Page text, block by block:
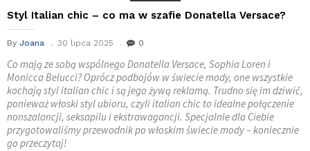
Styl Italian chic – co ma w szafie Donatella Versace?
By Joana 30 lipca 2025 0
Co mają ze sobą wspólnego Donatella Versace, Sophia Loren i
Monicca Belucci? Oprócz podbojów w świecie mody, one wszystkie
kochają styl italian chic i są jego żywą reklamą. Trudno się im dziwić,
ponieważ włoski styl ubioru, czyli italian chic to idealne połączenie
nonszalancji, seksapilu i ekstrawagancji. Specjalnie dla Ciebie
przygotowaliśmy przewodnik po włoskim świecie mody – koniecznie
go przeczytaj!